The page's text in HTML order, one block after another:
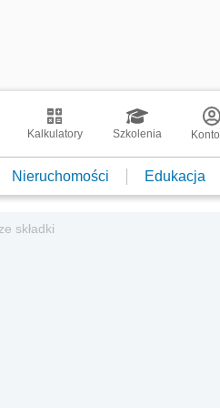
Kalkulatory Szkolenia Konto
Nieruchomości Edukacja
składki